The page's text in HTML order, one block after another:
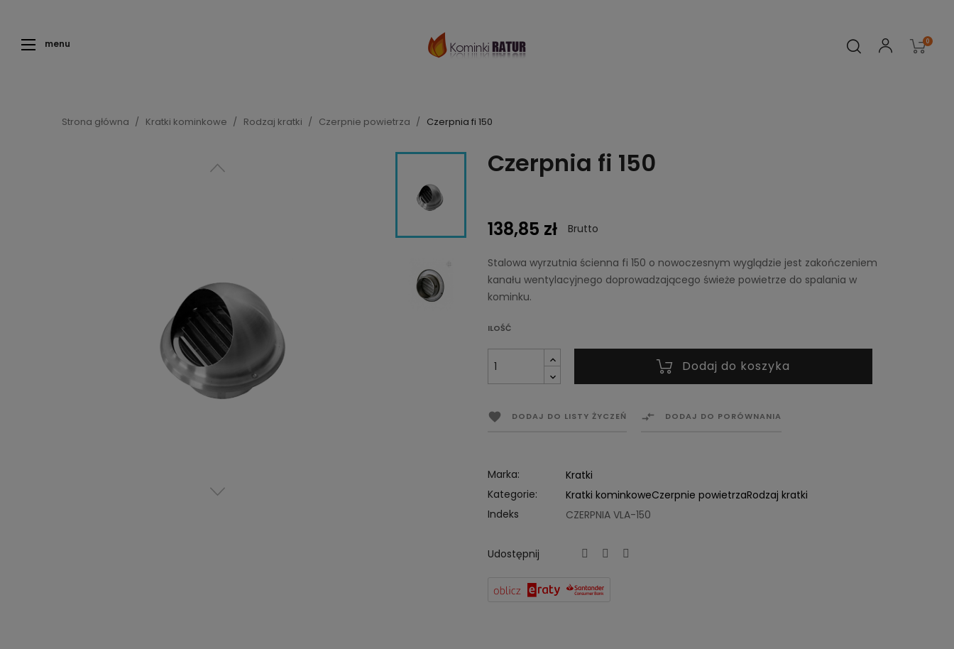
menu 0
Strona główna Kratki kominkowe Rodzaj kratki Czerpnie powietrza Czerpnia fi 150
Czerpnia fi 150
138,85 zł Brutto
Stalowa wyrzutnia ścienna fi 150 o nowoczesnym wyglądzie jest zakończeniem
kanału wentylacyjnego doprowadzającego świeże powietrze do spalania w
kominku.
ILOŚĆ
Dodaj do koszyka
 DODAJ DO LISTY ŻYCZEŃ  DODAJ DO PORÓWNANIA
Marka:
Kratki
Kategorie:
Kratki kominkoweCzerpnie powietrzaRodzaj kratki
Indeks
CZERPNIA VLA-150
Udostępnij